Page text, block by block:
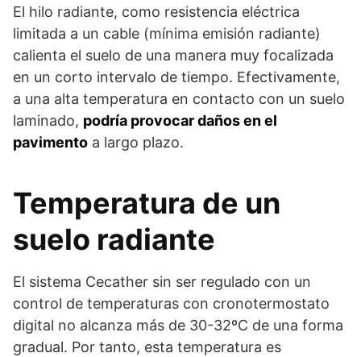
El hilo radiante, como resistencia eléctrica
limitada a un cable (mínima emisión radiante)
calienta el suelo de una manera muy focalizada
en un corto intervalo de tiempo. Efectivamente,
a una alta temperatura en contacto con un suelo
laminado, podría provocar daños en el
pavimento a largo plazo.
Temperatura de un
suelo radiante
El sistema Cecather sin ser regulado con un
control de temperaturas con cronotermostato
digital no alcanza más de 30-32ºC de una forma
gradual. Por tanto, esta temperatura es